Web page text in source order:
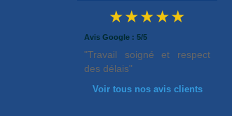
★★★★★
Avis Google : 5/5
"Travail soigné et respect
des délais"
Voir tous nos avis clients